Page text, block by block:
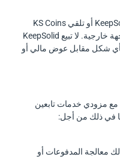
لا تُعد المشاركة في برنامج KeepSolid Rewards أو تلقي KS Coins
كمكافآت ولاء بيعًا لبياناتك الشخصية لأي جهة خارجية. لا تبيع KeepSolid
بأي شكل مقابل عوض مالي أو
مع مزودي خدمات تابعين
في ذلك من أجل:
معالجة المدفوعات أو